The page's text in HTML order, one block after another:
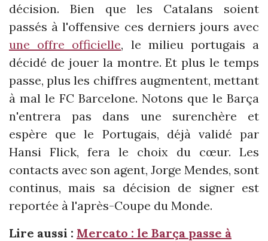
décision. Bien que les Catalans soient
passés à l'offensive ces derniers jours avec
une offre officielle, le milieu portugais a
décidé de jouer la montre. Et plus le temps
passe, plus les chiffres augmentent, mettant
à mal le FC Barcelone. Notons que le Barça
n'entrera pas dans une surenchère et
espère que le Portugais, déjà validé par
Hansi Flick, fera le choix du cœur. Les
contacts avec son agent, Jorge Mendes, sont
continus, mais sa décision de signer est
reportée à l'après-Coupe du Monde.
Lire aussi : Mercato : le Barça passe à